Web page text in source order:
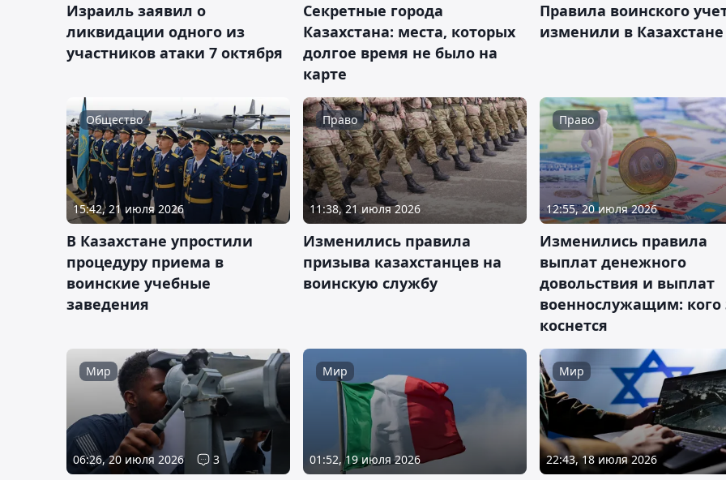
Израиль заявил о
ликвидации одного из
участников атаки 7 октября
Секретные города
Казахстана: места, которых
долгое время не было на
карте
Правила воинского
изменили в Казахстане
Общество
15:42, 21 июля 2026
В Казахстане упростили
процедуру приема в
воинские учебные
заведения
Право
11:38, 21 июля 2026
Изменились правила
призыва казахстанцев на
воинскую службу
Право
12:55, 20 июля 2026
Изменились правила
выплат денежного
довольствия и выплат
военнослужащим: кого
коснется
Мир
06:26, 20 июля 2026 3
Мир
01:52, 19 июля 2026
Мир
22:43, 18 июля 2026